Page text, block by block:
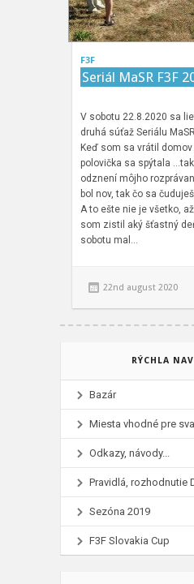
F3F
Seriál MaSR F3F
V sobotu 22.8.2020 sa
druhá súťaž Seriálu
Keď som sa vrátil
polovička sa spýtala
odznení môjho
bol nov, tak čo sa čuduješ
A to ešte nie je všetko,
som zistil aký šťastný
sobotu mal…
22nd august 2020
RÝCHLA
Bazár
Miesta vhodné pre
Odkazy, návody...
Pravidlá, rozhodnutie
Sezóna 2019
F3F Slovakia Cup